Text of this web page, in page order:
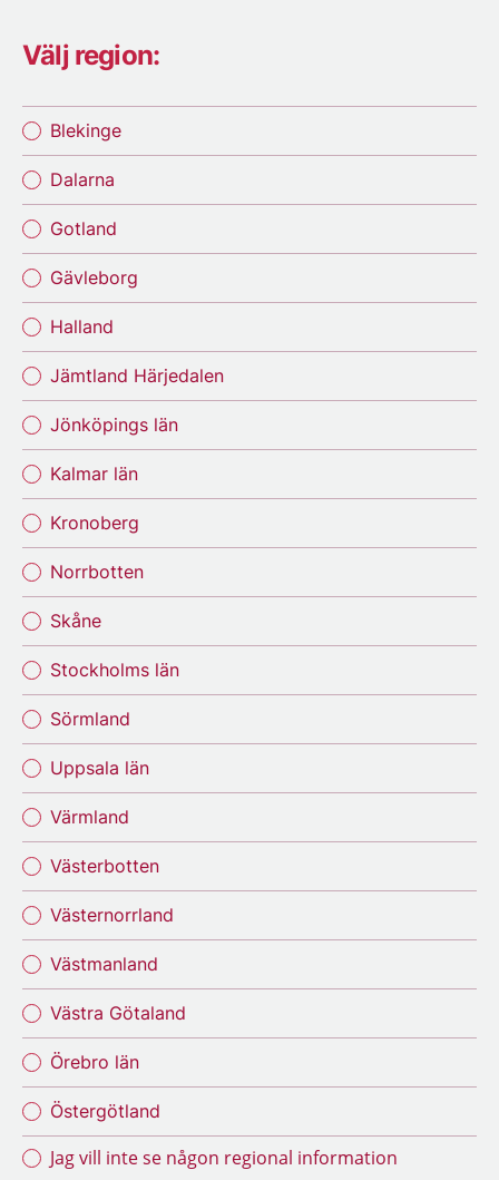
Välj region:
Blekinge
Dalarna
Gotland
Gävleborg
Halland
Jämtland Härjedalen
Jönköpings län
Kalmar län
Kronoberg
Norrbotten
Skåne
Stockholms län
Sörmland
Uppsala län
Värmland
Västerbotten
Västernorrland
Västmanland
Västra Götaland
Örebro län
Östergötland
Jag vill inte se någon regional information